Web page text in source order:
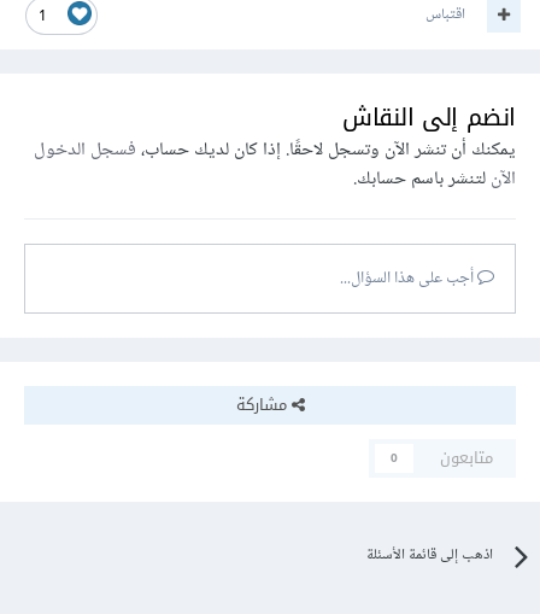
1 اقتباس
انضم إلى النقاش
يمكنك أن تنشر الآن وتسجل لاحقًا. إذا كان لديك حساب،فسجل الدخول
الآنلتنشر باسم حسابك.
أجب على هذا السؤال...
مشاركة
متابعون
0
اذهب إلى قائمة الأسئلة